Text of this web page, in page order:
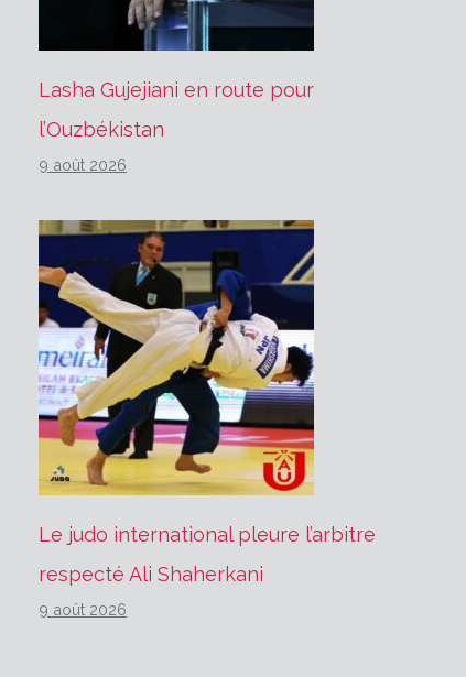
Lasha Gujejiani en route pour
l’Ouzbékistan
9 août 2026
Le judo international pleure l’arbitre
respecté Ali Shaherkani
9 août 2026